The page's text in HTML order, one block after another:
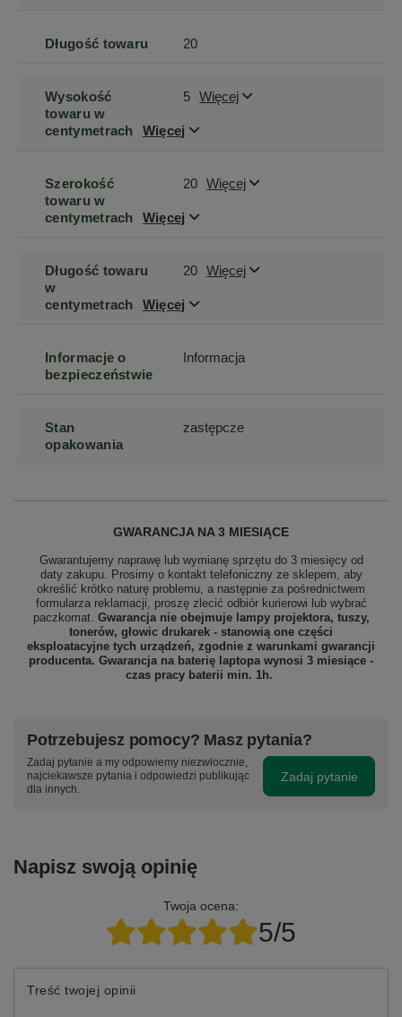
Długość towaru 20
Wysokość
towaru w
centymetrach
Więcej
5 Więcej
Szerokość
towaru w
centymetrach
Więcej
20 Więcej
Długość towaru
w
centymetrach
Więcej
20 Więcej
Informacje o
bezpieczeństwie
Informacja
Stan
opakowania
zastępcze
GWARANCJA NA 3 MIESIĄCE
Gwarantujemy naprawę lub wymianę sprzętu do 3 miesięcy od
daty zakupu. Prosimy o kontakt telefoniczny ze sklepem, aby
określić krótko naturę problemu, a następnie za pośrednictwem
formularza reklamacji, proszę zlecić odbiór kurierowi lub wybrać
paczkomat. Gwarancja nie obejmuje lampy projektora, tuszy,
tonerów, głowic drukarek - stanowią one części
eksploatacyjne tych urządzeń, zgodnie z warunkami gwarancji
producenta. Gwarancja na baterię laptopa wynosi 3 miesiące -
czas pracy baterii min. 1h.
Potrzebujesz pomocy? Masz pytania?
Zadaj pytanie a my odpowiemy niezwłocznie,
najciekawsze pytania i odpowiedzi publikując
dla innych.
Zadaj pytanie
Napisz swoją opinię
Twoja ocena:
5/5
Treść twojej opinii